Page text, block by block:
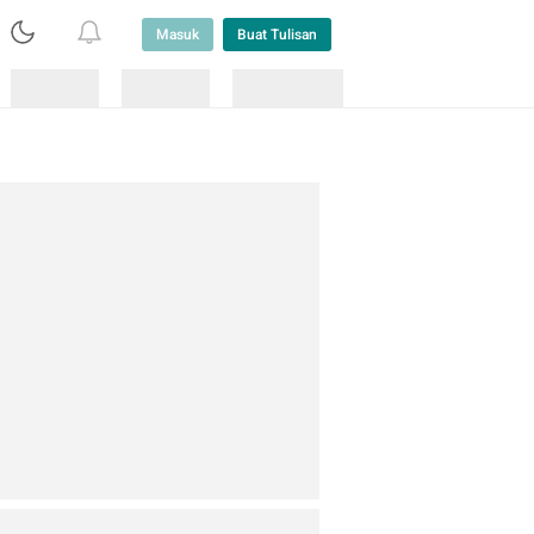
Masuk Buat Tulisan